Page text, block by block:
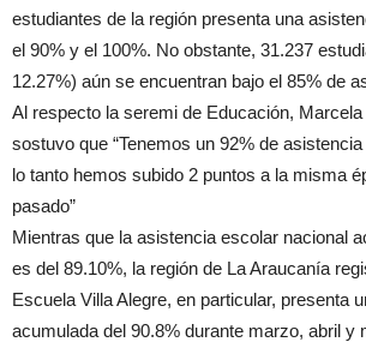
estudiantes de la región presenta una
el 90% y el 100%. No obstante, 31.237
12.27%) aún se encuentran bajo el 85% de
Al respecto la seremi de Educación,
sostuvo que “Tenemos un 92% de
lo tanto hemos subido 2 puntos a la misma
pasado”
Mientras que la asistencia escolar nacional
es del 89.10%, la región de La Araucanía
Escuela Villa Alegre, en particular, presenta
acumulada del 90.8% durante marzo, abril y